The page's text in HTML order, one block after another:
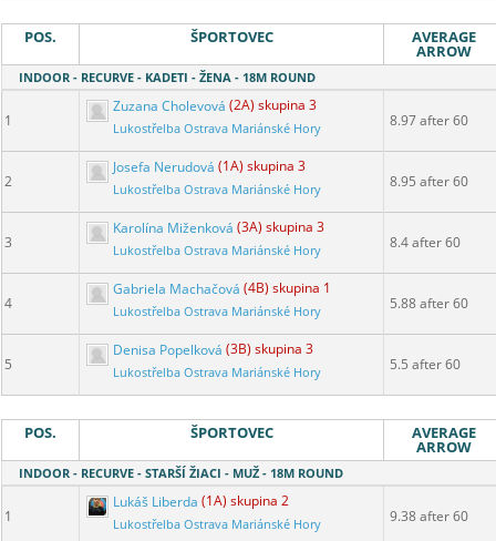
POS. ŠPORTOVEC AVERAGE
ARROW
INDOOR - RECURVE - KADETI - ŽENA - 18M ROUND
1
Zuzana Cholevová (2A) skupina 3
Lukostřelba Ostrava Mariánské Hory 8.97 after 60
2
Josefa Nerudová (1A) skupina 3
Lukostřelba Ostrava Mariánské Hory 8.95 after 60
3
Karolína Miženková (3A) skupina 3
Lukostřelba Ostrava Mariánské Hory 8.4 after 60
4
Gabriela Machačová (4B) skupina 1
Lukostřelba Ostrava Mariánské Hory 5.88 after 60
5
Denisa Popelková (3B) skupina 3
Lukostřelba Ostrava Mariánské Hory 5.5 after 60
POS. ŠPORTOVEC AVERAGE
ARROW
INDOOR - RECURVE - STARŠÍ ŽIACI - MUŽ - 18M ROUND
1
Lukáš Liberda (1A) skupina 2
Lukostřelba Ostrava Mariánské Hory 9.38 after 60